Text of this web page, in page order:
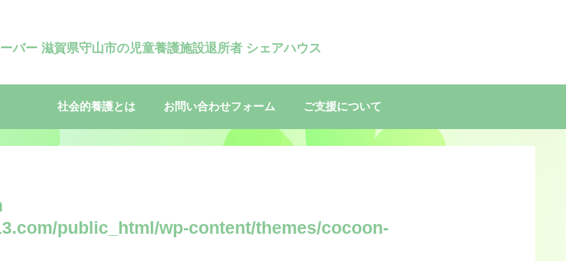
バー 滋賀県守山市の児童養護施設退所者 シェアハウス
社会的養護とは お問い合わせフォーム ご支援について
public_html/wp-content/themes/cocoon-